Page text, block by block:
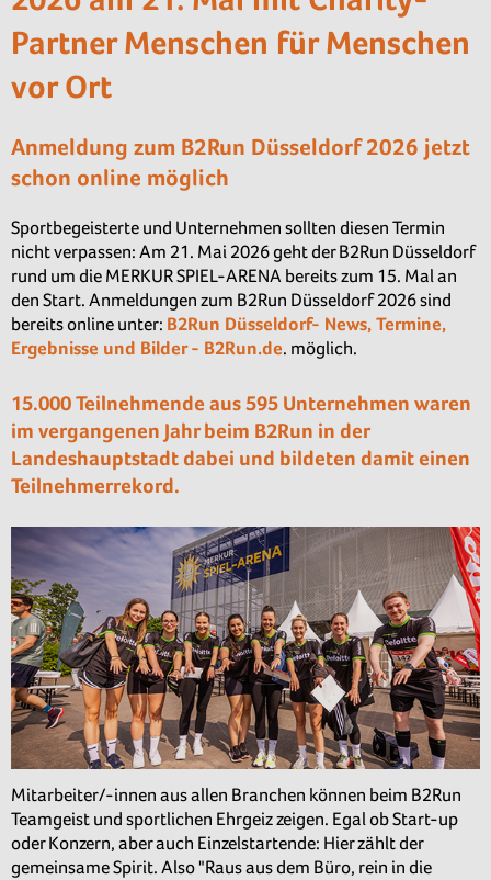
Partner Menschen für Menschen
vor Ort
Anmeldung zum B2Run Düsseldorf 2026 jetzt
schon online möglich
Sportbegeisterte und Unternehmen sollten diesen Termin
nicht verpassen: Am 21. Mai 2026 geht der B2Run Düsseldorf
rund um die MERKUR SPIEL-ARENA bereits zum 15. Mal an
den Start. Anmeldungen zum B2Run Düsseldorf 2026 sind
bereits online unter: B2Run Düsseldorf- News, Termine,
Ergebnisse und Bilder - B2Run.de. möglich.
15.000 Teilnehmende aus 595 Unternehmen waren
im vergangenen Jahr beim B2Run in der
Landeshauptstadt dabei und bildeten damit einen
Teilnehmerrekord.
Mitarbeiter/-innen aus allen Branchen können beim B2Run
Teamgeist und sportlichen Ehrgeiz zeigen. Egal ob Start-up
oder Konzern, aber auch Einzelstartende: Hier zählt der
gemeinsame Spirit. Also "Raus aus dem Büro, rein in die